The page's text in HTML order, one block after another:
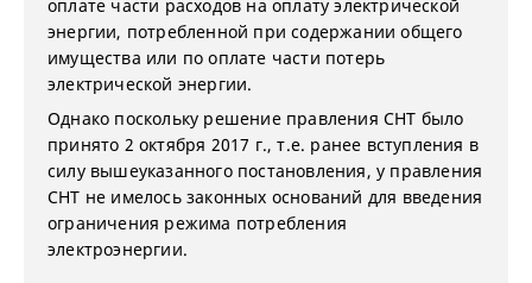
оплате части расходов на оплату электрической
энергии, потребленной при содержании общего
имущества или по оплате части потерь
электрической энергии.
Однако поскольку решение правления СНТ было
принято 2 октября 2017 г., т.е. ранее вступления в
силу вышеуказанного постановления, у правления
СНТ не имелось законных оснований для введения
ограничения режима потребления
электроэнергии.